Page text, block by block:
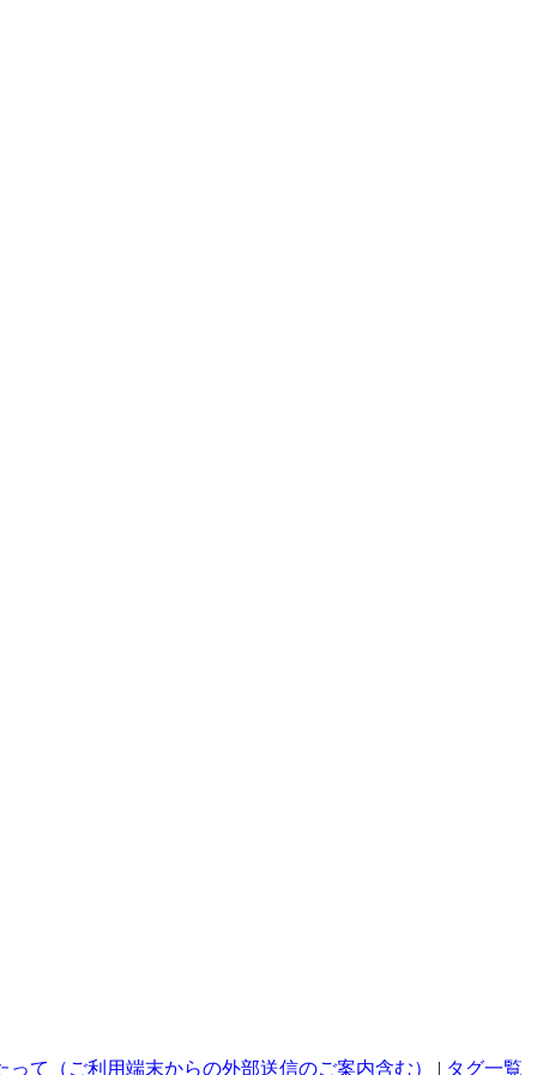
って（ご利用端末からの外部送信のご案内含む） | タグ一覧